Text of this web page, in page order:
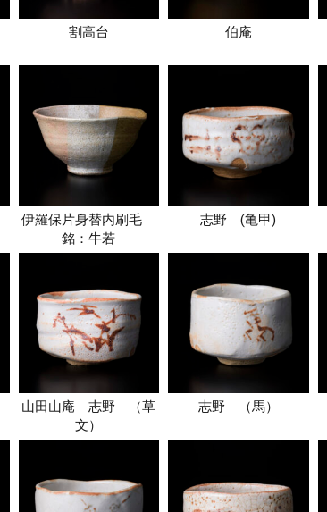
割高台 伯庵
伊羅保片身替内刷毛
銘：牛若
志野 (亀甲)
山田山庵 志野 （草
文）
志野 （馬）